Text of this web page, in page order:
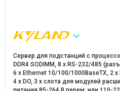
Сервер для подстанций с
DDR4 SODIMM, 8 x RS-232/485
6 x Ethernet 10/100/1000BaseTX, 2 x
4 x DO, 3 x слота для модулей